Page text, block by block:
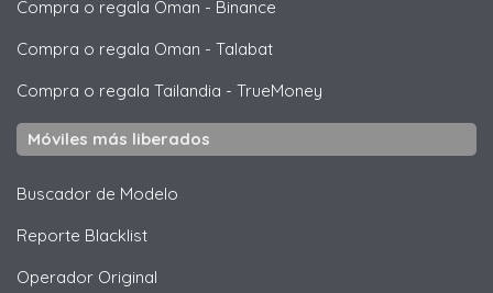
Compra o regala Oman - Binance
Compra o regala Oman - Talabat
Compra o regala Tailandia - TrueMoney
Móviles más liberados
Buscador de Modelo
Reporte Blacklist
Operador Original